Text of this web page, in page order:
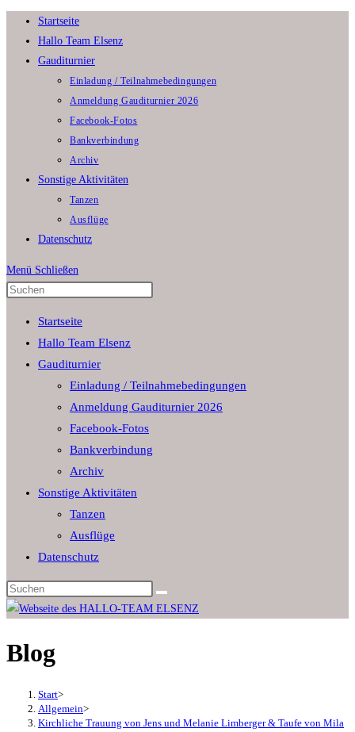
Zum
Inhalt
springen
Startseite
Hallo Team Elsenz
Gauditurnier
Einladung / Teilnahmebedingungen
Anmeldung Gauditurnier 2026
Facebook-Fotos
Bankverbindung
Archiv
Sonstige Aktivitäten
Tanzen
Ausflüge
Datenschutz
Menü Schließen
search
panel.
Startseite
Hallo Team Elsenz
Gauditurnier
Einladung / Teilnahmebedingungen
Anmeldung Gauditurnier 2026
Facebook-Fotos
Bankverbindung
Archiv
Sonstige Aktivitäten
Tanzen
Ausflüge
Datenschutz
Diese
Website
Blog
Start>
Allgemein>
Kirchliche Trauung von Jens und Melanie Limberger & Taufe von Mila